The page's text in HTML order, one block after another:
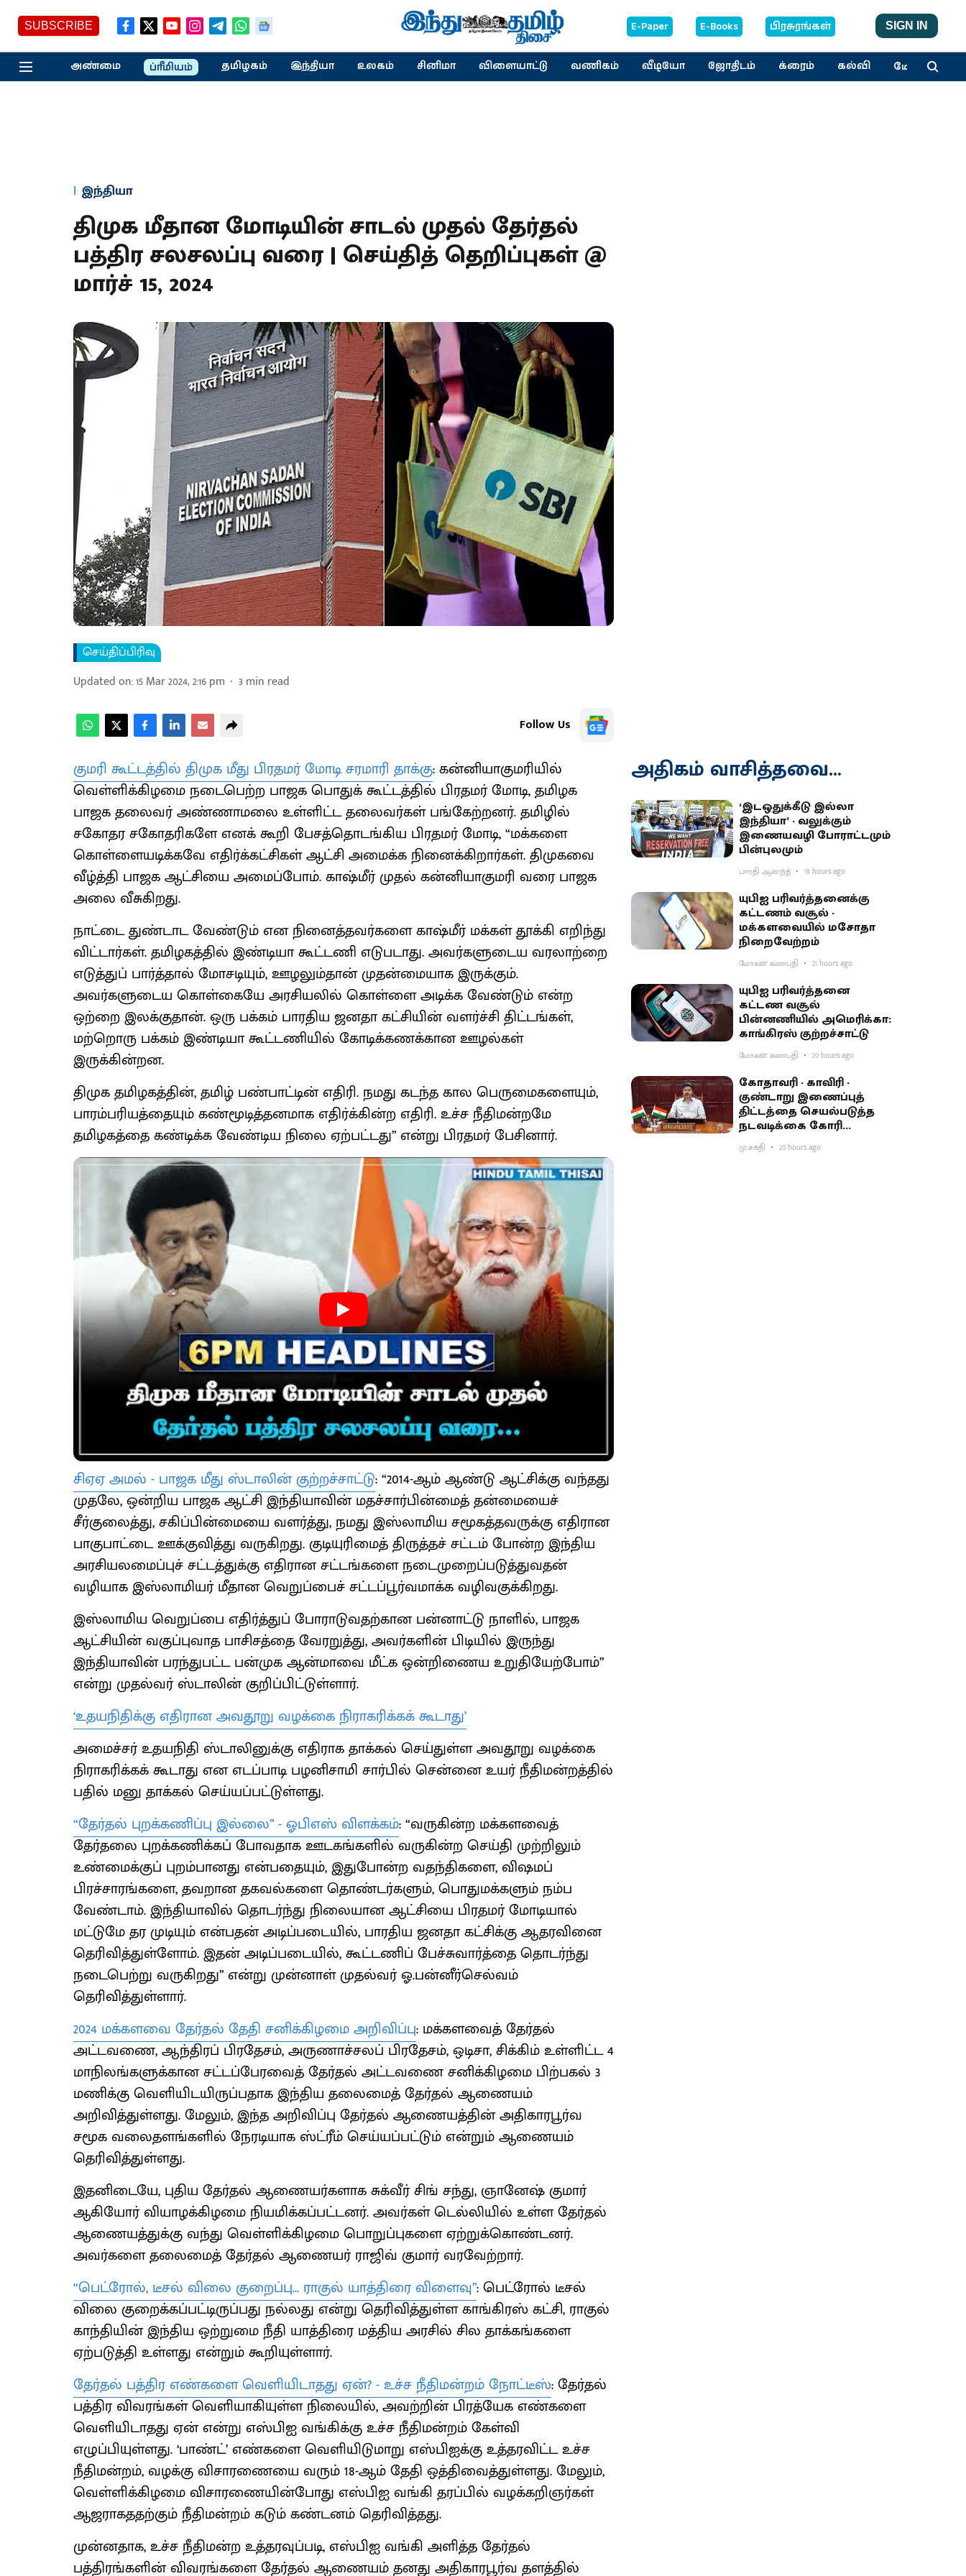
SUBSCRIBE E-Paper E-Books பிரசுரங்கள் SIGN IN
அண்மை ப்ரீமியம் தமிழகம் இந்தியா உலகம் சினிமா விளையாட்டு வணிகம் வீடியோ ஜோதிடம் க்ரைம் கல்வி மேலும்
இந்தியா
திமுக மீதான மோடியின் சாடல் முதல் தேர்தல்
பத்திர சலசலப்பு வரை | செய்தித் தெறிப்புகள் @
மார்ச் 15, 2024
செய்திப்பிரிவு
Updated on:15 Mar 2024, 2:16 pm 3min read
Follow Us
குமரி கூட்டத்தில் திமுக மீது பிரதமர் மோடி சரமாரி தாக்கு: கன்னியாகுமரியில்
வெள்ளிக்கிழமை நடைபெற்ற பாஜக பொதுக் கூட்டத்தில் பிரதமர் மோடி, தமிழக
பாஜக தலைவர் அண்ணாமலை உள்ளிட்ட தலைவர்கள் பங்கேற்றனர். தமிழில்
சகோதர சகோதரிகளே எனக் கூறி பேசத்தொடங்கிய பிரதமர் மோடி, “மக்களை
கொள்ளையடிக்கவே எதிர்க்கட்சிகள் ஆட்சி அமைக்க நினைக்கிறார்கள். திமுகவை
வீழ்த்தி பாஜக ஆட்சியை அமைப்போம். காஷ்மீர் முதல் கன்னியாகுமரி வரை பாஜக
அலை வீசுகிறது.
நாட்டை துண்டாட வேண்டும் என நினைத்தவர்களை காஷ்மீர் மக்கள் தூக்கி எறிந்து
விட்டார்கள். தமிழகத்தில் இண்டியா கூட்டணி எடுபடாது. அவர்களுடைய வரலாற்றை
எடுத்துப் பார்த்தால் மோசடியும், ஊழலும்தான் முதன்மையாக இருக்கும்.
அவர்களுடைய கொள்கையே அரசியலில் கொள்ளை அடிக்க வேண்டும் என்ற
ஒற்றை இலக்குதான். ஒரு பக்கம் பாரதிய ஜனதா கட்சியின் வளர்ச்சி திட்டங்கள்,
மற்றொரு பக்கம் இண்டியா கூட்டணியில் கோடிக்கணக்கான ஊழல்கள்
இருக்கின்றன.
திமுக தமிழகத்தின், தமிழ் பண்பாட்டின் எதிரி. நமது கடந்த கால பெருமைகளையும்,
பாரம்பரியத்தையும் கண்மூடித்தனமாக எதிர்க்கின்ற எதிரி. உச்ச நீதிமன்றமே
தமிழகத்தை கண்டிக்க வேண்டிய நிலை ஏற்பட்டது” என்று பிரதமர் பேசினார்.
சிஏஏ அமல் - பாஜக மீது ஸ்டாலின் குற்றச்சாட்டு: “2014-ஆம் ஆண்டு ஆட்சிக்கு வந்தது
முதலே, ஒன்றிய பாஜக ஆட்சி இந்தியாவின் மதச்சார்பின்மைத் தன்மையைச்
சீர்குலைத்து, சகிப்பின்மையை வளர்த்து, நமது இஸ்லாமிய சமூகத்தவருக்கு எதிரான
பாகுபாட்டை ஊக்குவித்து வருகிறது. குடியுரிமைத் திருத்தச் சட்டம் போன்ற இந்திய
அரசியலமைப்புச் சட்டத்துக்கு எதிரான சட்டங்களை நடைமுறைப்படுத்துவதன்
வழியாக இஸ்லாமியர் மீதான வெறுப்பைச் சட்டப்பூர்வமாக்க வழிவகுக்கிறது.
இஸ்லாமிய வெறுப்பை எதிர்த்துப் போராடுவதற்கான பன்னாட்டு நாளில், பாஜக
ஆட்சியின் வகுப்புவாத பாசிசத்தை வேரறுத்து, அவர்களின் பிடியில் இருந்து
இந்தியாவின் பரந்துபட்ட பன்முக ஆன்மாவை மீட்க ஒன்றிணைய உறுதியேற்போம்”
என்று முதல்வர் ஸ்டாலின் குறிப்பிட்டுள்ளார்.
‘உதயநிதிக்கு எதிரான அவதூறு வழக்கை நிராகரிக்கக் கூடாது’
அமைச்சர் உதயநிதி ஸ்டாலினுக்கு எதிராக தாக்கல் செய்துள்ள அவதூறு வழக்கை
நிராகரிக்கக் கூடாது என எடப்பாடி பழனிசாமி சார்பில் சென்னை உயர் நீதிமன்றத்தில்
பதில் மனு தாக்கல் செய்யப்பட்டுள்ளது.
“தேர்தல் புறக்கணிப்பு இல்லை” - ஓபிஎஸ் விளக்கம்: “வருகின்ற மக்களவைத்
தேர்தலை புறக்கணிக்கப் போவதாக ஊடகங்களில் வருகின்ற செய்தி முற்றிலும்
உண்மைக்குப் புறம்பானது என்பதையும், இதுபோன்ற வதந்திகளை, விஷமப்
பிரச்சாரங்களை, தவறான தகவல்களை தொண்டர்களும், பொதுமக்களும் நம்ப
வேண்டாம். இந்தியாவில் தொடர்ந்து நிலையான ஆட்சியை பிரதமர் மோடியால்
மட்டுமே தர முடியும் என்பதன் அடிப்படையில், பாரதிய ஜனதா கட்சிக்கு ஆதரவினை
தெரிவித்துள்ளோம். இதன் அடிப்படையில், கூட்டணிப் பேச்சுவார்த்தை தொடர்ந்து
நடைபெற்று வருகிறது” என்று முன்னாள் முதல்வர் ஓ.பன்னீர்செல்வம்
தெரிவித்துள்ளார்.
2024 மக்களவை தேர்தல் தேதி சனிக்கிழமை அறிவிப்பு: மக்களவைத் தேர்தல்
அட்டவணை, ஆந்திரப் பிரதேசம், அருணாச்சலப் பிரதேசம், ஒடிசா, சிக்கிம் உள்ளிட்ட 4
மாநிலங்களுக்கான சட்டப்பேரவைத் தேர்தல் அட்டவணை சனிக்கிழமை பிற்பகல் 3
மணிக்கு வெளியிடயிருப்பதாக இந்திய தலைமைத் தேர்தல் ஆணையம்
அறிவித்துள்ளது. மேலும், இந்த அறிவிப்பு தேர்தல் ஆணையத்தின் அதிகாரபூர்வ
சமூக வலைதளங்களில் நேரடியாக ஸ்ட்ரீம் செய்யப்பட்டும் என்றும் ஆணையம்
தெரிவித்துள்ளது.
இதனிடையே, புதிய தேர்தல் ஆணையர்களாக சுக்வீர் சிங் சந்து, ஞானேஷ் குமார்
ஆகியோர் வியாழக்கிழமை நியமிக்கப்பட்டனர். அவர்கள் டெல்லியில் உள்ள தேர்தல்
ஆணையத்துக்கு வந்து வெள்ளிக்கிழமை பொறுப்புகளை ஏற்றுக்கொண்டனர்.
அவர்களை தலைமைத் தேர்தல் ஆணையர் ராஜிவ் குமார் வரவேற்றார்.
“பெட்ரோல், டீசல் விலை குறைப்பு... ராகுல் யாத்திரை விளைவு”: பெட்ரோல் டீசல்
விலை குறைக்கப்பட்டிருப்பது நல்லது என்று தெரிவித்துள்ள காங்கிரஸ் கட்சி, ராகுல்
காந்தியின் இந்திய ஒற்றுமை நீதி யாத்திரை மத்திய அரசில் சில தாக்கங்களை
ஏற்படுத்தி உள்ளது என்றும் கூறியுள்ளார்.
தேர்தல் பத்திர எண்களை வெளியிடாதது ஏன்? - உச்ச நீதிமன்றம் நோட்டீஸ்: தேர்தல்
பத்திர விவரங்கள் வெளியாகியுள்ள நிலையில், அவற்றின் பிரத்யேக எண்களை
வெளியிடாதது ஏன் என்று எஸ்பிஐ வங்கிக்கு உச்ச நீதிமன்றம் கேள்வி
எழுப்பியுள்ளது. ‘பாண்ட்’ எண்களை வெளியிடுமாறு எஸ்பிஐக்கு உத்தரவிட்ட உச்ச
நீதிமன்றம், வழக்கு விசாரணையை வரும் 18-ஆம் தேதி ஒத்திவைத்துள்ளது. மேலும்,
வெள்ளிக்கிழமை விசாரணையின்போது எஸ்பிஐ வங்கி தரப்பில் வழக்கறிஞர்கள்
ஆஜராகததற்கும் நீதிமன்றம் கடும் கண்டனம் தெரிவித்தது.
முன்னதாக, உச்ச நீதிமன்ற உத்தரவுப்படி, எஸ்பிஐ வங்கி அளித்த தேர்தல்
பத்திரங்களின் விவரங்களை தேர்தல் ஆணையம் தனது அதிகாரபூர்வ தளத்தில்
அதிகம் வாசித்தவை...
‘இடஒதுக்கீடு இல்லா
இந்தியா’ - வலுக்கும்
இணையவழி போராட்டமும்
பின்புலமும்
பாரதி ஆனந்த் 19 hours ago
யுபிஐ பரிவர்த்தனைக்கு
கட்டணம் வசூல் -
மக்களவையில் மசோதா
நிறைவேற்றம்
மோகன் கணபதி 21 hours ago
யுபிஐ பரிவர்த்தனை
கட்டண வசூல்
பின்னணியில் அமெரிக்கா:
காங்கிரஸ் குற்றச்சாட்டு
மோகன் கணபதி 20 hours ago
கோதாவரி - காவிரி -
குண்டாறு இணைப்புத்
திட்டத்தை செயல்படுத்த
நடவடிக்கை கோரி
பிரதமருக்கு முதல்வர்
விஜய் கடிதம்
மு.சக்தி 20 hours ago